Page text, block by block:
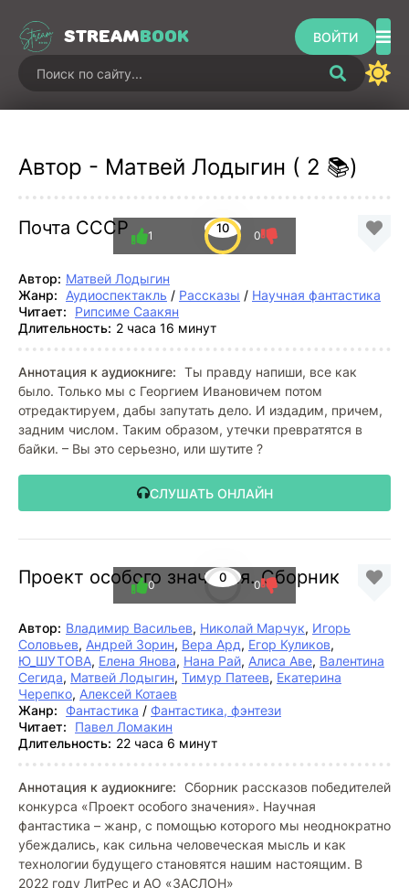
STREAMBOOK ВОЙТИ
Автор - Матвей Лодыгин ( 2 📚)
Почта СССР 10
1 0
Автор: Матвей Лодыгин
Жанр:
Аудиоспектакль / Рассказы / Научная фантастика
Читает:
Рипсиме Саакян
Длительность: 2 часа 16 минут
Аннотация к аудиокниге: Ты правду напиши, все как
было. Только мы с Георгием Ивановичем потом
отредактируем, дабы запутать дело. И издадим, причем,
задним числом. Таким образом, утечки превратятся в
байки. – Вы это серьезно, или шутите ?
СЛУШАТЬ ОНЛАЙН
Проект особого значения. Сборник
0
0 0
Автор: Владимир Васильев, Николай Марчук, Игорь
Соловьев, Андрей Зорин, Вера Ард, Егор Куликов,
Ю_ШУТОВА, Елена Янова, Нана Рай, Алиса Аве, Валентина
Сегида, Матвей Лодыгин, Тимур Патеев, Екатерина
Черепко, Алексей Котаев
Жанр:
Фантастика / Фантастика, фэнтези
Читает:
Павел Ломакин
Длительность: 22 часа 6 минут
Аннотация к аудиокниге: Сборник рассказов победителей
конкурса «Проект особого значения». Научная
фантастика – жанр, с помощью которого мы неоднократно
убеждались, как сильна человеческая мысль и как
технологии будущего становятся нашим настоящим. В
2022 году ЛитРес и АО «ЗАСЛОН»